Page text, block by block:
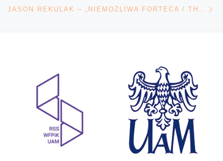
JASON REKULAK – „NIEMOŻLIWA FORTECA / THE IMPOSSIBLE FORTRESS”